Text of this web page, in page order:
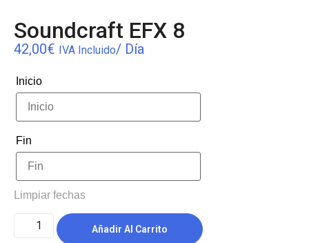
Soundcraft EFX 8
42,00€ IVA Incluido/ Día
Inicio
Fin
Limpiar fechas
Añadir Al Carrito